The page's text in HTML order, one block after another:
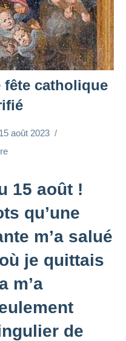
fête catholique
15 août 2023
15 août !
qu’une
m’a salué
je quittais
m’a
de